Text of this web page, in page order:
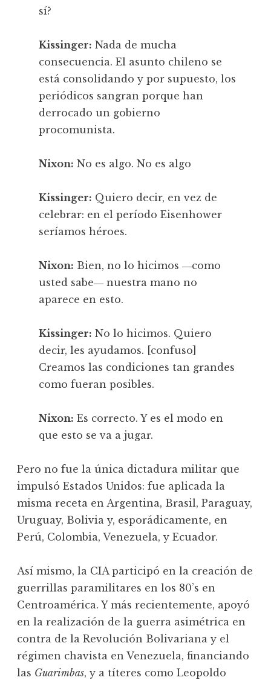
sí?
Kissinger: Nada de mucha
consecuencia. El asunto chileno se
está consolidando y por supuesto, los
periódicos sangran porque han
derrocado un gobierno
procomunista.
Nixon: No es algo. No es algo
Kissinger: Quiero decir, en vez de
celebrar: en el período Eisenhower
seríamos héroes.
Nixon: Bien, no lo hicimos ―como
usted sabe― nuestra mano no
aparece en esto.
Kissinger: No lo hicimos. Quiero
decir, les ayudamos. [confuso]
Creamos las condiciones tan grandes
como fueran posibles.
Nixon: Es correcto. Y es el modo en
que esto se va a jugar.
Pero no fue la única dictadura militar que
impulsó Estados Unidos: fue aplicada la
misma receta en Argentina, Brasil, Paraguay,
Uruguay, Bolivia y, esporádicamente, en
Perú, Colombia, Venezuela, y Ecuador.
Así mismo, la CIA participó en la creación de
guerrillas paramilitares en los 80’s en
Centroamérica. Y más recientemente, apoyó
en la realización de la guerra asimétrica en
contra de la Revolución Bolivariana y el
régimen chavista en Venezuela, financiando
las Guarimbas, y a títeres como Leopoldo